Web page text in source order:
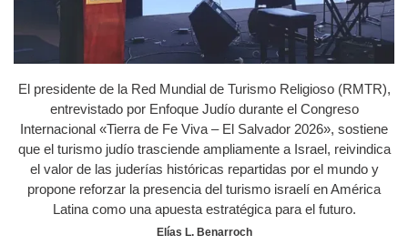
El presidente de la Red Mundial de Turismo Religioso (RMTR),
entrevistado por Enfoque Judío durante el Congreso
Internacional «Tierra de Fe Viva – El Salvador 2026», sostiene
que el turismo judío trasciende ampliamente a Israel, reivindica
el valor de las juderías históricas repartidas por el mundo y
propone reforzar la presencia del turismo israelí en América
Latina como una apuesta estratégica para el futuro.
Elías L. Benarroch